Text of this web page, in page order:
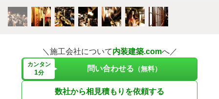
＼施工会社について内装建築.comへ／
カンタン
1分 問い合わせる （無料）
数社から相見積もりを依頼する